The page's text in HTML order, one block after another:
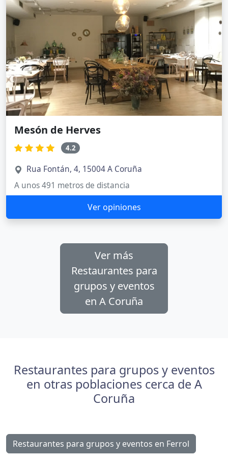
Mesón de Herves
4.2
Rua Fontán, 4, 15004 A Coruña
A unos 491 metros de distancia
Ver opiniones
Ver más
Restaurantes para
grupos y eventos
en A Coruña
Restaurantes para grupos y eventos
en otras poblaciones cerca de A
Coruña
Restaurantes para grupos y eventos en Ferrol